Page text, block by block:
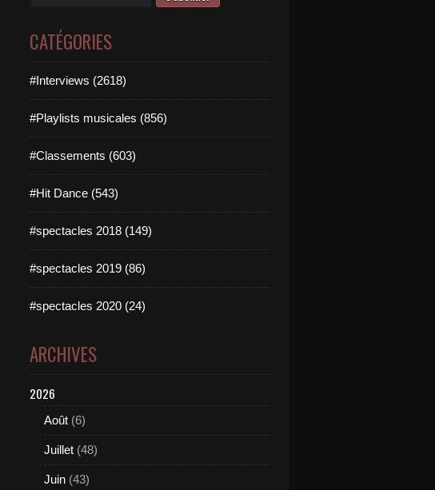
CATÉGORIES
#Interviews (2618)
#Playlists musicales (856)
#Classements (603)
#Hit Dance (543)
#spectacles 2018 (149)
#spectacles 2019 (86)
#spectacles 2020 (24)
ARCHIVES
2026
Août (6)
Juillet (48)
Juin (43)